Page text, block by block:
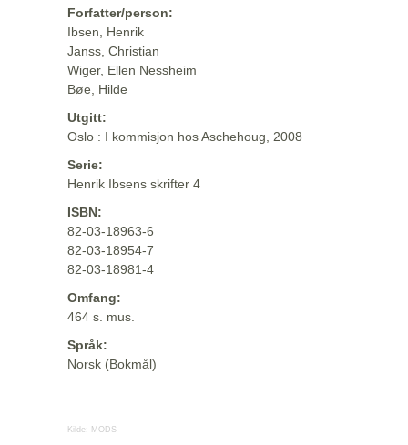
Forfatter/person:
Ibsen, Henrik
Janss, Christian
Wiger, Ellen Nessheim
Bøe, Hilde
Utgitt:
Oslo : I kommisjon hos Aschehoug, 2008
Serie:
Henrik Ibsens skrifter 4
ISBN:
82-03-18963-6
82-03-18954-7
82-03-18981-4
Omfang:
464 s. mus.
Språk:
Norsk (Bokmål)
Kilde: MODS